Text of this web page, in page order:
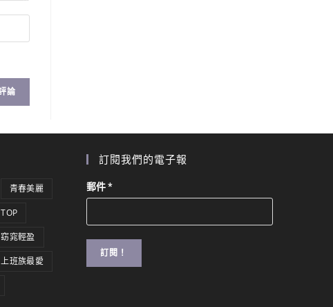
青春美麗
TOP
窈窕輕盈
上班族最愛
訂閱我們的電子報
郵件*